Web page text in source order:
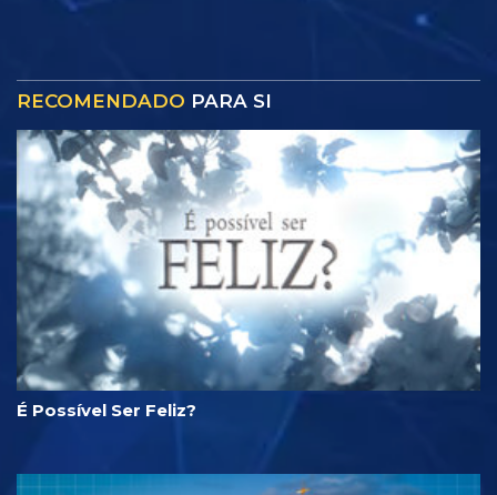
RECOMENDADO PARA SI
É Possível Ser Feliz?